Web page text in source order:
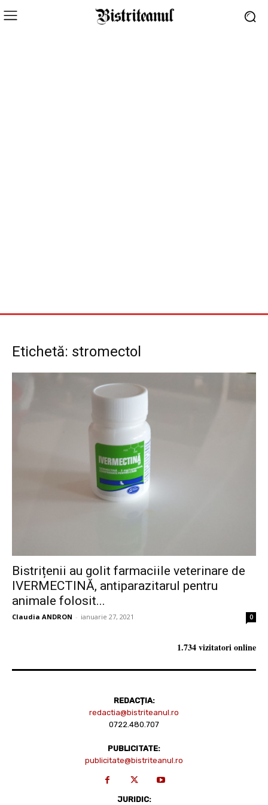
Etichetă: stromectol
Bistrițenii au golit farmaciile veterinare de
IVERMECTINĂ, antiparazitarul pentru
animale folosit...
Claudia ANDRON - ianuarie 27, 2021 0
1.734 vizitatori online
REDACȚIA:
redactia@bistriteanul.ro
0722.480.707
PUBLICITATE:
publicitate@bistriteanul.ro
JURIDIC: